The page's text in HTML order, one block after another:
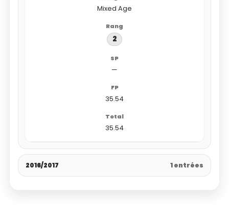
Mixed Age
2
—
35.54
35.54
2016/2017 1 entrées